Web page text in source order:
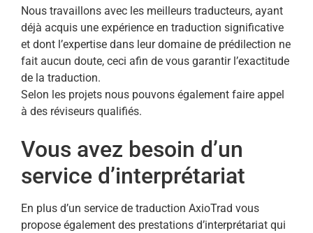
Nous travaillons avec les meilleurs traducteurs, ayant
déjà acquis une expérience en traduction significative
et dont l’expertise dans leur domaine de prédilection ne
fait aucun doute, ceci afin de vous garantir l’exactitude
de la traduction.
Selon les projets nous pouvons également faire appel
à des réviseurs qualifiés.
Vous avez besoin d’un
service d’interprétariat
En plus d’un service de traduction AxioTrad vous
propose également des prestations d’interprétariat qui